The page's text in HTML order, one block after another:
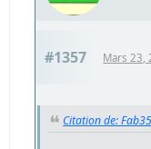
#1357 Mars 23,
Citation de: